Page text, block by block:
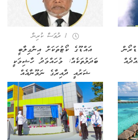
ޑްރޯން
1 ދުވަސް ކުރިން
އައްޑޫގެ ކޯޓުތަކަށް އިންގިލާބީ
ބަދަލުތަކެއް: މުހައްމަދު ހާޝިމަކީ
ޝަރުއީ ދާއިރާގެ ނަމޫނާއެއް